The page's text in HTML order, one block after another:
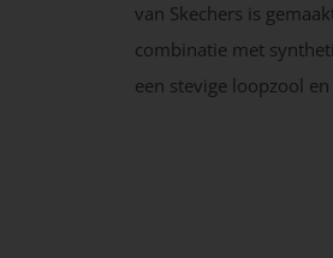
van Skechers is
combinatie met
een stevige loopzool